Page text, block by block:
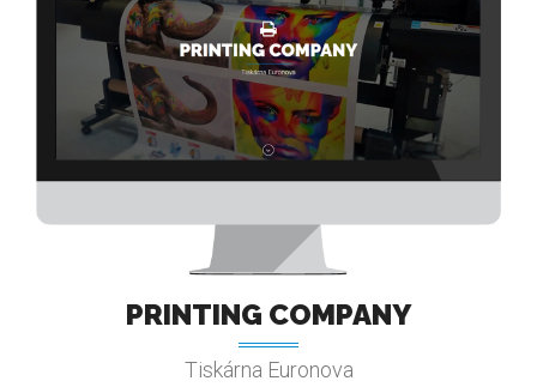
PRINTING COMPANY
Tiskárna Euronova